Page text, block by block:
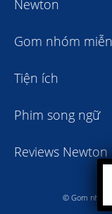
Newton
Gom nhóm
Tiện ích
Phim song ngữ
Reviews Newton
© Gom nhóm